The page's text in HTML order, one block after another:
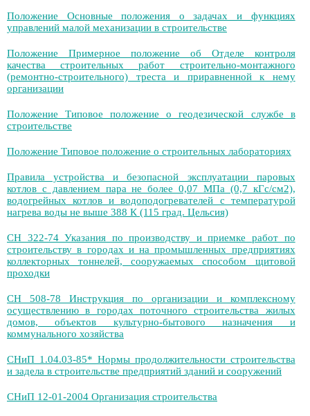
Положение Основные положения о задачах и функциях
управлений малой механизации в строительстве
Положение Примерное положение об Отделе контроля
качества строительных работ строительно-монтажного
(ремонтно-строительного) треста и приравненной к нему
организации
Положение Типовое положение о геодезической службе в
строительстве
Положение Типовое положение о строительных лабораториях
Правила устройства и безопасной эксплуатации паровых
котлов с давлением пара не более 0,07 МПа (0,7 кГс/см2),
водогрейных котлов и водоподогревателей с температурой
нагрева воды не выше 388 К (115 град. Цельсия)
СН 322-74 Указания по производству и приемке работ по
строительству в городах и на промышленных предприятиях
коллекторных тоннелей, сооружаемых способом щитовой
проходки
СН 508-78 Инструкция по организации и комплексному
осуществлению в городах поточного строительства жилых
домов, объектов культурно-бытового назначения и
коммунального хозяйства
СНиП 1.04.03-85* Нормы продолжительности строительства
и задела в строительстве предприятий зданий и сооружений
СНиП 12-01-2004 Организация строительства